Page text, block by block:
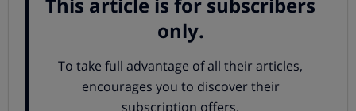
fascitis plantarpara referirse alsíndrome de dolor que
se produce en la cara plantar del talón,
independientemente de la presencia o no de espolón
calcáneo .
Síntomas y causas de la fascitis